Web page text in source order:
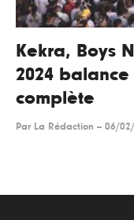
Kekra, Boys
2024
complète
Par La Rédaction -- 06/